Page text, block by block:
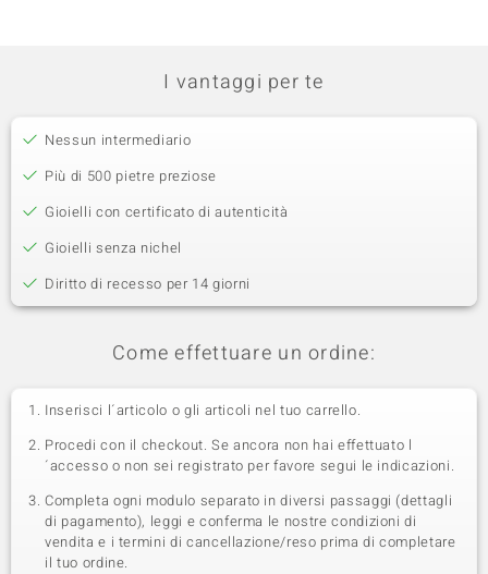
I vantaggi per te
Nessun intermediario
Più di 500 pietre preziose
Gioielli con certificato di autenticità
Gioielli senza nichel
Diritto di recesso per 14 giorni
Come effettuare un ordine:
Inserisci l´articolo o gli articoli nel tuo carrello.
Procedi con il checkout. Se ancora non hai effettuato l
´accesso o non sei registrato per favore segui le indicazioni.
Completa ogni modulo separato in diversi passaggi (dettagli
di pagamento), leggi e conferma le nostre condizioni di
vendita e i termini di cancellazione/reso prima di completare
il tuo ordine.